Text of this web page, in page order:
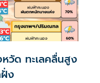
วัด ทะเลคลื่นสูง
ง